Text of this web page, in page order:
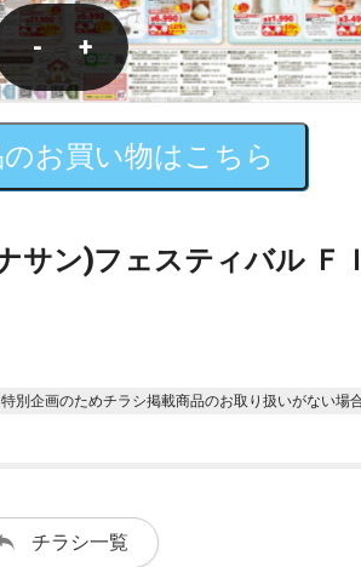
- +
お買い物はこちら
ン)フェスティバル Ｆ
企画のためチラシ掲載商品のお取り扱いがない場
チラシ一覧